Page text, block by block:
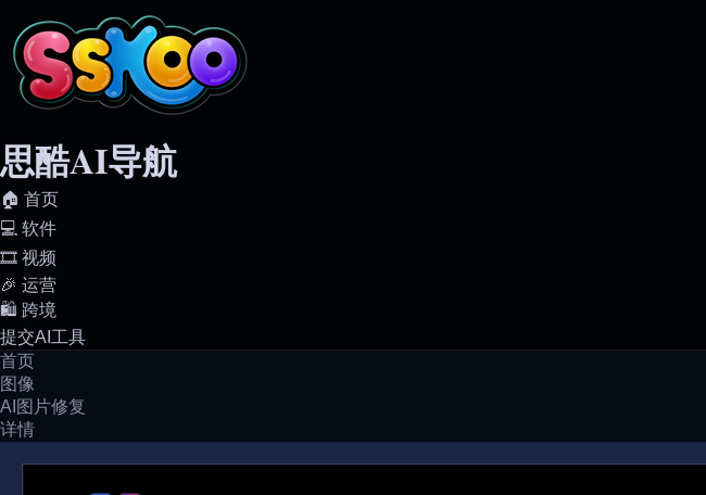
思酷AI导航
🏠️ 首页
💻️ 软件
🎞️ 视频
🎉 运营
🛍️ 跨境
提交AI工具
首页
图像
AI图片修复
详情